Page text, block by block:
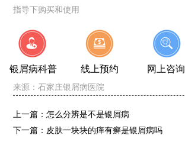
指导下购买和使用
银屑病科普 线上预约 网上咨询
来源：石家庄银屑病医院
上一篇：怎么分辨是不是银屑病
下一篇： 皮肤一块块的痒有癣是银屑病吗